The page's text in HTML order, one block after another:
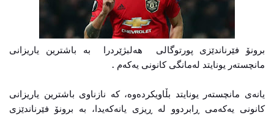
برونۆ فێرناندێزى پورتوگالى هەلبژێردرا بە باشترین یاریزانى
مانچستەر یونایتد لەمانگی کانونى یەکەم .
یانەى مانچستەر یونایتد بڵاویکردەوە، کە نازناوى باشترین یاریزانى
کانونى یەکەمى ڕابردوو لە ڕیزى یانەکەیدا، بە برونۆ فێرناندێزى